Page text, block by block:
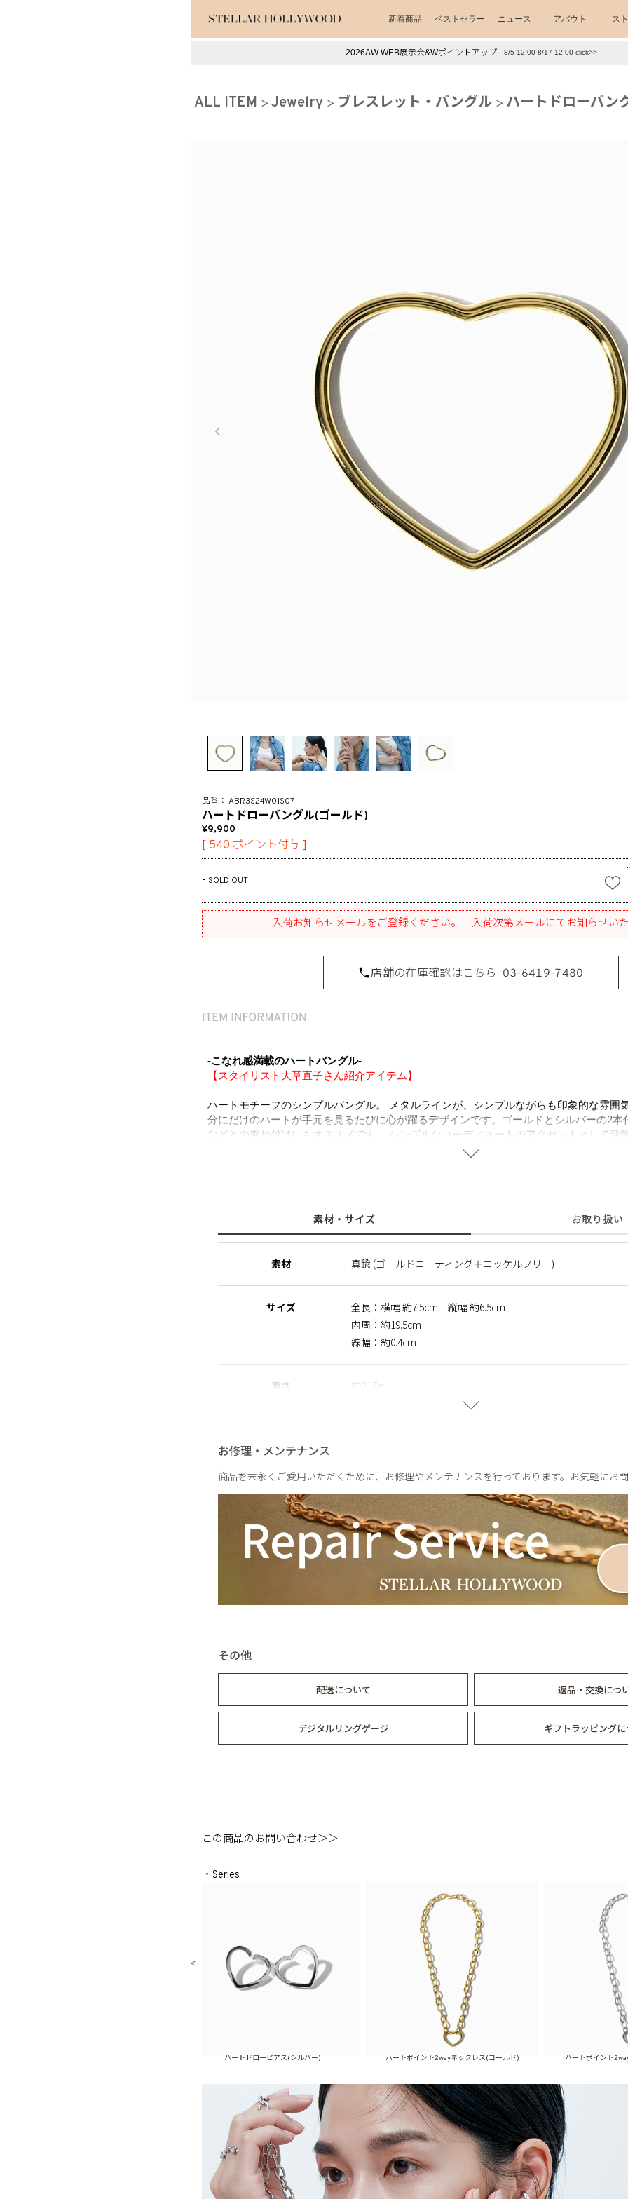
新着商品 ベストセラー ニュース アバウト ス
#スタッフイチ押し（通勤パールアクセ） ＃写真映えアクセ
2026AW WEB展示会&Wポイントアップ 8/5 12:00-8/17 12:00 click>>
ALL ITEM Jewelry ブレスレット・バングル ハートドローバン
ABR3S24W01S07
ハートドローバングル(ゴールド)
9,900
[ 540 ポイント付与 ]
- SOLD OUT
入荷お知らせメールをご登録ください。 入荷次第メールにてお知らせいた
店舗の在庫確認はこちら 03-6419-7480
-こなれ感満載のハートバングル-
【スタイリスト大草直子さん紹介アイテム】
ハートモチーフのシンプルバングル。 メタルラインが、シンプルながらも印象的な雰囲
分にだけのハートが手元を見るたびに心が躍るデザインです。ゴールドとシルバーの2本
などとの重ね付けにもオススメです。 シンプルなコーディネートのアクセントとして活
※ニッケルフリー
れた素材を指します。
素材・サイズ お取り扱い
素材 真鍮 (ゴールドコーティング＋ニッケルフリー)
サイズ
全長：横幅 約7.5cm 縦幅 約6.5cm
内周：約19.5cm
線幅：約0.4cm
重さ 約21.5g
お修理・メンテナンス
商品を末永くご愛用いただくために、お修理やメンテナンスを行っております。お気軽にお
その他
配送について 返品・交換につ
デジタルリングゲージ ギフトラッピング
この商品のお問い合わせ＞＞
・Series
ハートドローピアス(シルバー) ハートポイント2wayネックレス(ゴールド) ハートポイント2wayネックレス(